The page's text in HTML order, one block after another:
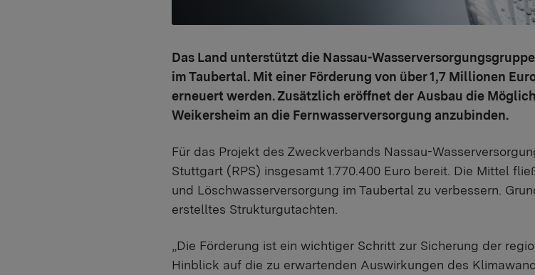
Das Land unterstützt die Nassau-
im Taubertal. Mit einer Förderung von über 1,7 Millionen
erneuert werden. Zusätzlich eröffnet der Ausbau die
Weikersheim an die Fernwasserversorgung anzubinden.
Für das Projekt des Zweckverbands Nassau-
Stuttgart (RPS) insgesamt 1.770.400 Euro bereit. Die Mittel
und Löschwasserversorgung im Taubertal zu verbessern.
erstelltes Strukturgutachten.
„Die Förderung ist ein wichtiger Schritt zur Sicherung der
Hinblick auf die zu erwartenden Auswirkungen des